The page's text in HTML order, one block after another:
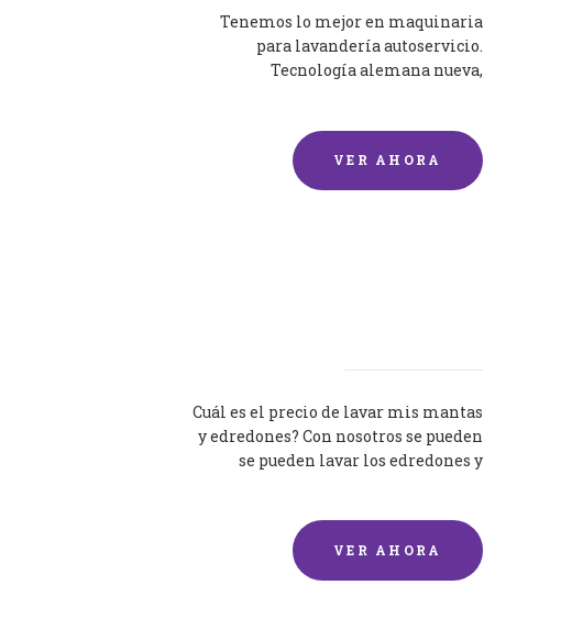
Tenemos lo mejor en maquinaria
para lavandería autoservicio.
Tecnología alemana nueva,
VER AHORA
Cuál es el precio de lavar mis mantas
y edredones? Con nosotros se pueden
se pueden lavar los edredones y
VER AHORA